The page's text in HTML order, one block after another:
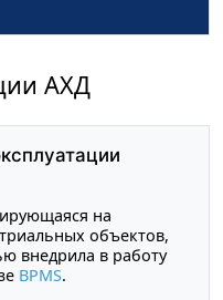
АХД
на
объектов,
внедрила в работу
BPMS.